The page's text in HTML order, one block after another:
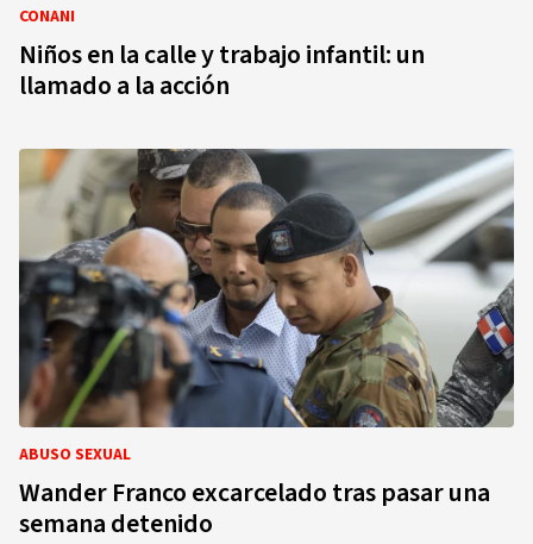
CONANI
Niños en la calle y trabajo infantil: un
llamado a la acción
ABUSO SEXUAL
Wander Franco excarcelado tras pasar una
semana detenido